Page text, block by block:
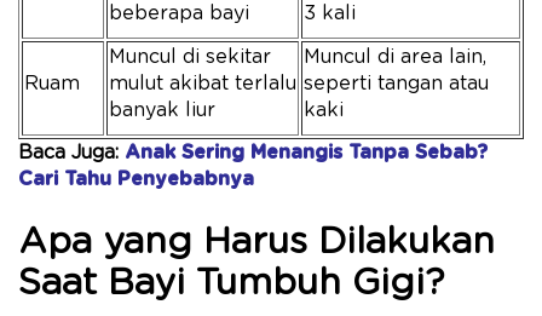
beberapa bayi
3 kali
Ruam
Muncul di sekitar
mulut akibat terlalu
banyak liur
Muncul di area lain,
seperti tangan atau
kaki
Baca Juga: Anak Sering Menangis Tanpa Sebab?
Cari Tahu Penyebabnya
Apa yang Harus Dilakukan
Saat Bayi Tumbuh Gigi?